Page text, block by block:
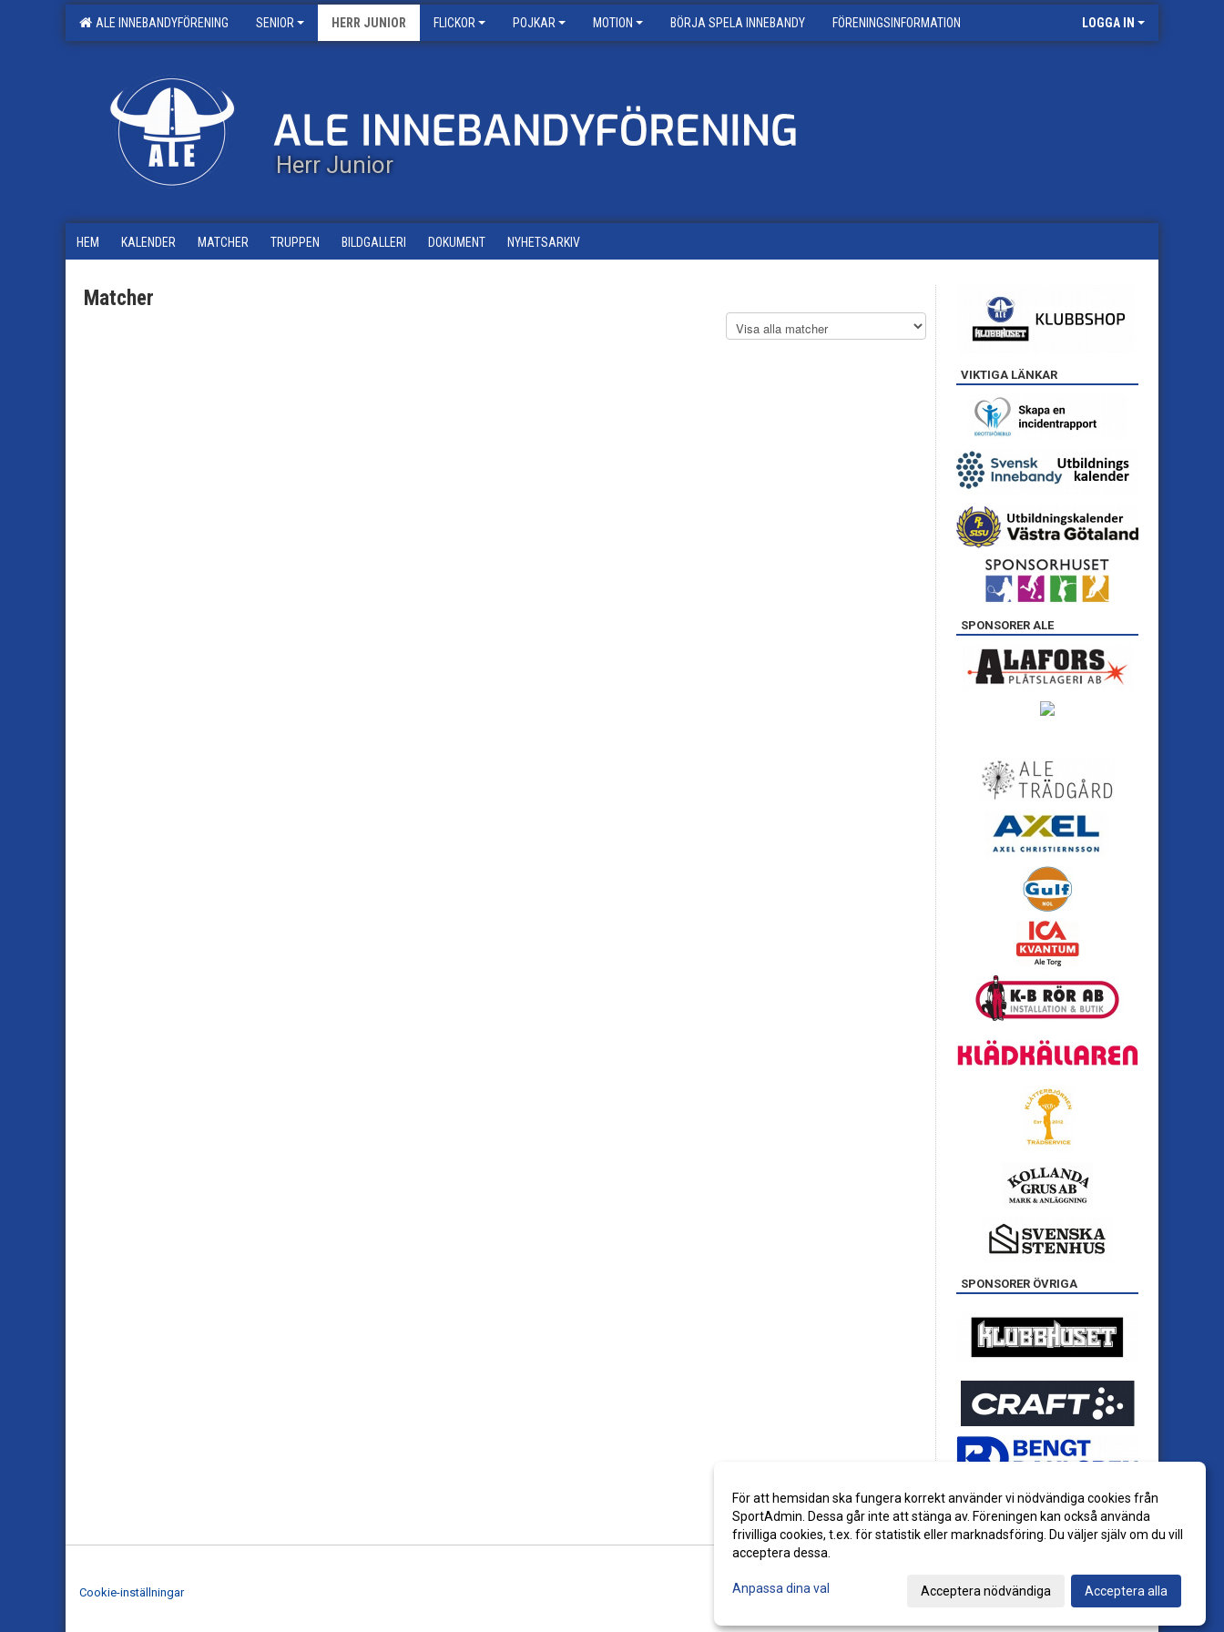
ALE INNEBANDYFÖRENING SENIOR HERR JUNIOR FLICKOR POJKAR MOTION BÖRJA SPELA INNEBANDY FÖRENINGSINFORMATION LOGGA IN
Herr Junior
HEM KALENDER MATCHER TRUPPEN BILDGALLERI DOKUMENT NYHETSARKIV
Matcher
VIKTIGA LÄNKAR
SPONSORER ALE
SPONSORER ÖVRIGA
Cookie-inställningar
För att hemsidan ska fungera korrekt använder vi nödvändiga cookies från
SportAdmin. Dessa går inte att stänga av. Föreningen kan också använda
frivilliga cookies, t.ex. för statistik eller marknadsföring. Du väljer själv om du vill
acceptera dessa.
Anpassa dina val Acceptera nödvändiga Acceptera alla